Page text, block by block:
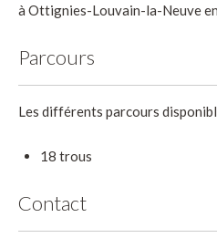
à Ottignies-Louvain-la-Neuve
Parcours
Les différents parcours
18 trous
Contact